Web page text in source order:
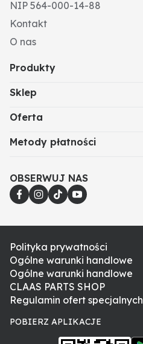
NIP 564-000-14-88
Kontakt
O nas
Produkty
Sklep
Oferta
Metody płatności
OBSERWUJ NAS
Polityka prywatności
Ogólne warunki handlowe
Ogólne warunki handlowe
CLAAS PARTS SHOP
Regulamin ofert specjalnych
POBIERZ APLIKACJE